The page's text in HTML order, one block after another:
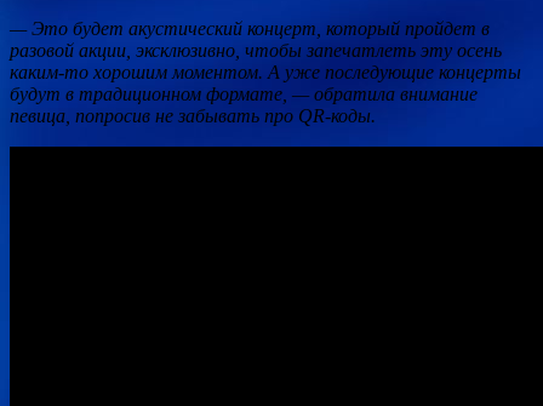
— Это будет акустический концерт, который пройдет в
разовой акции, эксклюзивно, чтобы запечатлеть эту осень
каким-то хорошим моментом. А уже последующие концерты
будут в традиционном формате, — обратила внимание
певица, попросив не забывать про QR-коды.